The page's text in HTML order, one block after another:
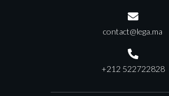
contact@lega.ma
+212 522722828